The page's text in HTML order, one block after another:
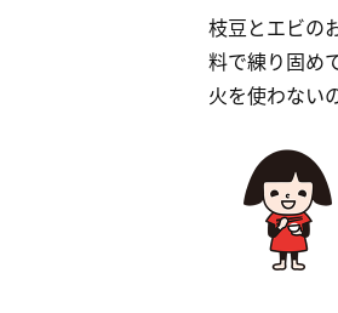
枝豆とエビの
料で練り固め
火を使わない